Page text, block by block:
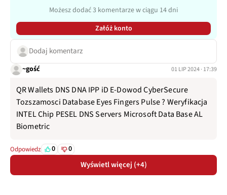
Możesz dodać 3 komentarze w ciągu 14 dni
Załóż konto
Dodaj komentarz
~gość 01 LIP 2024 · 17:39
QR Wallets DNS DNA IPP iD E-Dowod CyberSecure
Tozszamosci Database Eyes Fingers Pulse ? Weryfikacja
INTEL Chip PESEL DNS Servers Microsoft Data Base AL
Biometric
Odpowiedz 0 0
Wyświetl więcej (+4)